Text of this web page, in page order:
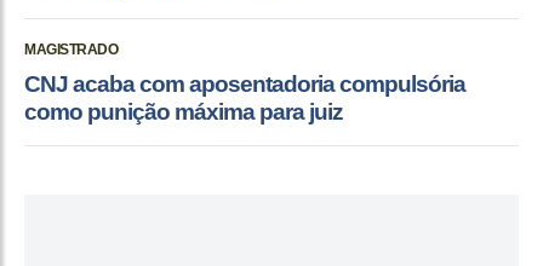
MAGISTRADO
CNJ acaba com aposentadoria compulsória
como punição máxima para juiz